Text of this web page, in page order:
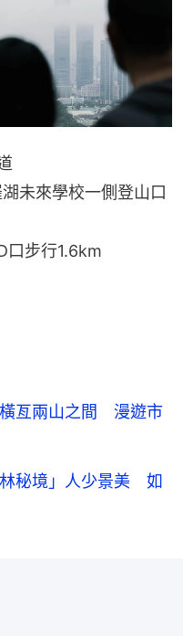
未來學校一側登山口
口步行1.6km
亙兩山之間 漫遊市
秘境」人少景美 如